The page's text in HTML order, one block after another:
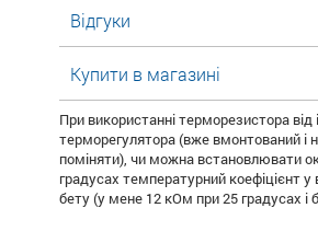
Відгуки
Купити в магазині
При використанні терморезистора від
терморегулятора (вже вмонтований і
поміняти), чи можна встановлювати
градусах температурний коефіцієнт у
бету (у мене 12 кОм при 25 градусах і